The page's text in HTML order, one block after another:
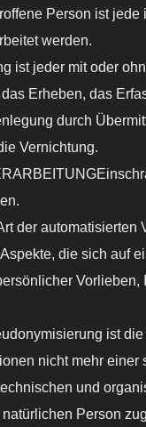
Person ist
werden.
ist jeder mit oder
Erheben, das
durch
Vernichtung.
der
die sich auf
ist
nicht mehr
und
Person